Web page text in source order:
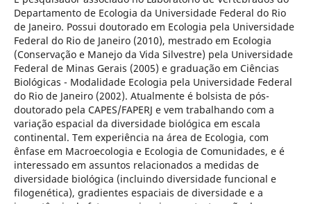
Departamento de Ecologia da Universidade Federal do Rio
de Janeiro. Possui doutorado em Ecologia pela Universidade
Federal do Rio de Janeiro (2010), mestrado em Ecologia
(Conservação e Manejo da Vida Silvestre) pela Universidade
Federal de Minas Gerais (2005) e graduação em Ciências
Biológicas - Modalidade Ecologia pela Universidade Federal
do Rio de Janeiro (2002). Atualmente é bolsista de pós-
doutorado pela CAPES/FAPERJ e vem trabalhando com a
variação espacial da diversidade biológica em escala
continental. Tem experiência na área de Ecologia, com
ênfase em Macroecologia e Ecologia de Comunidades, e é
interessado em assuntos relacionados a medidas de
diversidade biológica (incluindo diversidade funcional e
filogenética), gradientes espaciais de diversidade e a